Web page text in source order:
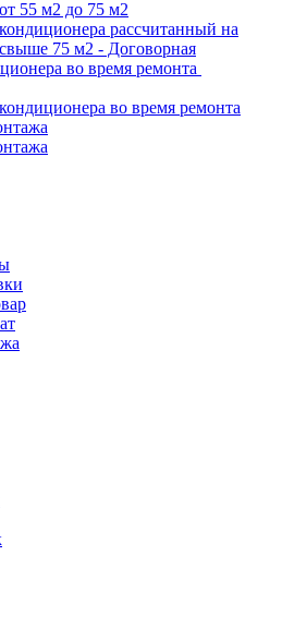
55 м2 до 75 м2
рассчитанный на
75 м2 - Договорная
во время ремонта
во время ремонта